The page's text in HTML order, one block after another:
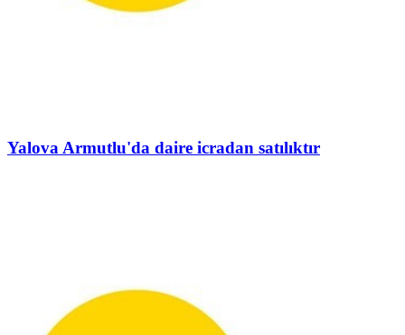
Yalova Armutlu'da daire icradan satılıktır